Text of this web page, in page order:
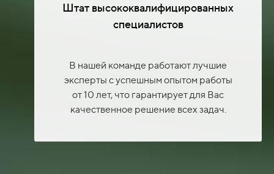
Штат высококвалифицированных
специалистов
В нашей команде работают лучшие
эксперты с успешным опытом работы
от 10 лет, что гарантирует для Вас
качественное решение всех задач.